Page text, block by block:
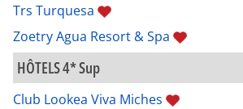
Trs Turquesa
Zoetry Agua Resort & Spa
HÔTELS 4* Sup
Club Lookea Viva Miches